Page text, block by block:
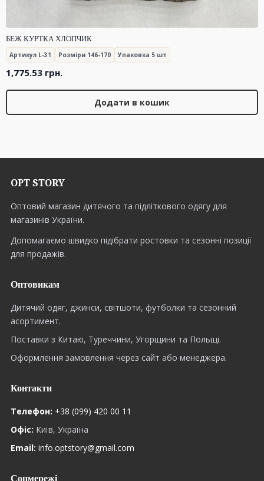
БЕЖ КУРТКА ХЛОПЧИК
Артикул L-31 Розміри 146-170 Упаковка 5 шт
1,775.53 грн.
Додати в кошик
OPT STORY
Оптовий магазин дитячого та підліткового одягу для
магазинів України.
Допомагаємо швидко підібрати ростовки та сезонні позиції
для продажів.
Оптовикам
Дитячий одяг, джинси, світшоти, футболки та сезонний
асортимент.
Поставки з Китаю, Туреччини, Угорщини та Польщі.
Оформлення замовлення через сайт або менеджера.
Контакти
Телефон: +38 (099) 420 00 11
Офіс: Київ, Україна
Email: info.optstory@gmail.com
Соцмережі